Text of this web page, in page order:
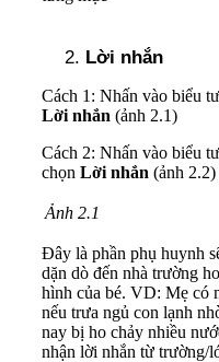
Lời nhắn
Cách 1: Nhấn vào biểu
Lời nhắn (ảnh 2.1)
Cách 2: Nhấn vào biểu
chọn Lời nhắn (ảnh 2.2)
Ảnh 2.1
Đây là phần phụ huynh
dặn dò đến nhà trường
hình của bé. VD: Mẹ có
nếu trưa ngủ con lạnh
nay bị ho chảy nhiều
nhận lời nhắn từ trường/